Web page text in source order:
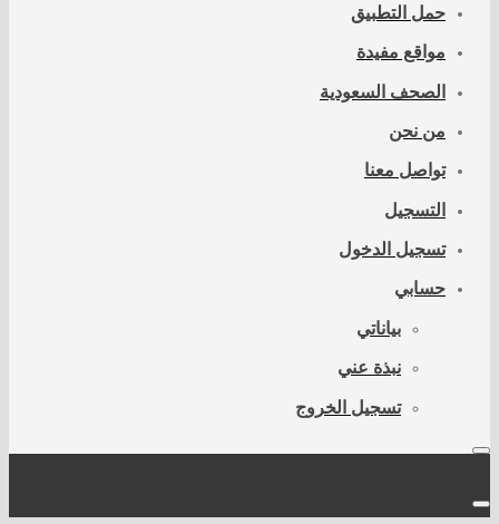
حمل التطبيق
مواقع مفيدة
الصحف السعودية
من نحن
تواصل معنا
التسجيل
تسجيل الدخول
حسابي
بياناتي
نبذة عني
تسجيل الخروج